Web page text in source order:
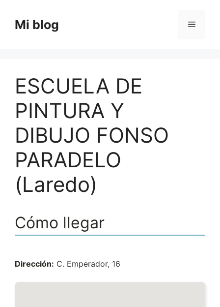
contenido
Mi blog Menú
ESCUELA DE
PINTURA Y
DIBUJO FONSO
PARADELO
(Laredo)
Cómo llegar
Dirección: C. Emperador, 16